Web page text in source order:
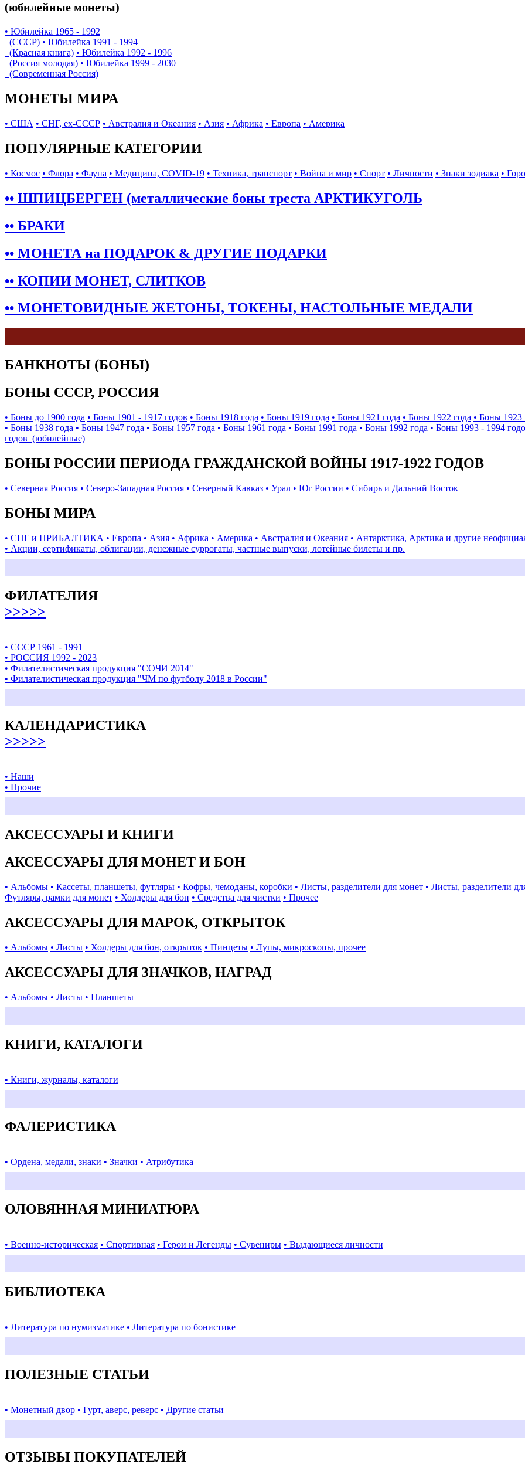
(юбилейные монеты)
• Юбилейка 1965 - 1992
(СССР) • Юбилейка 1991 - 1994
(Красная книга) • Юбилейка 1992 - 1996
(Россия молодая) • Юбилейка 1999 - 2030
(Современная Россия)
МОНЕТЫ МИРА
• США • СНГ, ex-СССР • Австралия и Океания • Азия • Африка • Европа • Америка
ПОПУЛЯРНЫЕ КАТЕГОРИИ
• Космос • Флора • Фауна • Медицина, COVID-19 • Техника, транспорт • Война и мир • Спорт • Личности • Знаки зодиака •
•• ШПИЦБЕРГЕН (металлические боны треста АРКТИКУГОЛЬ
•• БРАКИ
•• МОНЕТА на ПОДАРОК & ДРУГИЕ ПОДАРКИ
•• КОПИИ МОНЕТ, СЛИТКОВ
•• МОНЕТОВИДНЫЕ ЖЕТОНЫ, ТОКЕНЫ, НАСТОЛЬНЫЕ МЕДАЛИ
БАНКНОТЫ (БОНЫ)
БОНЫ СССР, РОССИЯ
• Боны до 1900 года • Боны 1901 - 1917 годов • Боны 1918 года • Боны 1919 года • Боны 1921 года • Боны 1922 года • Боны 1923
• Боны 1938 года • Боны 1947 года • Боны 1957 года • Боны 1961 года • Боны 1991 года • Боны 1992 года • Боны 1993 - 1994
годов (юбилейные)
БОНЫ РОССИИ ПЕРИОДА ГРАЖДАНСКОЙ ВОЙНЫ 1917-1922 ГОДОВ
• Северная Россия • Северо-Западная Россия • Северный Кавказ • Урал • Юг России • Сибирь и Дальний Восток
БОНЫ МИРА
• СНГ и ПРИБАЛТИКА • Европа • Азия • Африка • Америка • Австралия и Океания • Антарктика, Арктика и другие
• Акции, сертификаты, облигации, денежные суррогаты, частные выпуски, лотейные билеты и пр.
ФИЛАТЕЛИЯ
>>>>>
• СССР 1961 - 1991
• РОССИЯ 1992 - 2023
• Филателистическая продукция "СОЧИ 2014"
• Филателистическая продукция "ЧМ по футболу 2018 в России"
КАЛЕНДАРИСТИКА
>>>>>
• Наши
• Прочие
АКСЕССУАРЫ И КНИГИ
АКСЕССУАРЫ ДЛЯ МОНЕТ И БОН
• Альбомы • Кассеты, планшеты, футляры • Кофры, чемоданы, коробки • Листы, разделители для монет • Листы, разделители
Футляры, рамки для монет • Холдеры для бон • Средства для чистки • Прочее
АКСЕССУАРЫ ДЛЯ МАРОК, ОТКРЫТОК
• Альбомы • Листы • Холдеры для бон, открыток • Пинцеты • Лупы, микроскопы, прочее
АКСЕССУАРЫ ДЛЯ ЗНАЧКОВ, НАГРАД
• Альбомы • Листы • Планшеты
КНИГИ, КАТАЛОГИ
• Книги, журналы, каталоги
ФАЛЕРИСТИКА
• Ордена, медали, знаки • Значки • Атрибутика
ОЛОВЯННАЯ МИНИАТЮРА
• Военно-историческая • Спортивная • Герои и Легенды • Сувениры • Выдающиеся личности
БИБЛИОТЕКА
• Литература по нумизматике • Литература по бонистике
ПОЛЕЗНЫЕ СТАТЬИ
• Монетный двор • Гурт, аверс, реверс • Другие статьи
ОТЗЫВЫ ПОКУПАТЕЛЕЙ